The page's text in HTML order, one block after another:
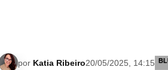
por Katia Ribeiro20/05/2025, 14:15